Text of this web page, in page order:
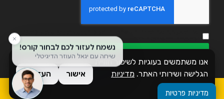
שליחה
כל הזכויות שמורות לזמן אשכול
אנו משתמשים בעוגיות לשיפור חוויית
הגלישה ושירותי האתר. מדיניות
פרטיות
אישור העדפות
מדיניות פרטיות